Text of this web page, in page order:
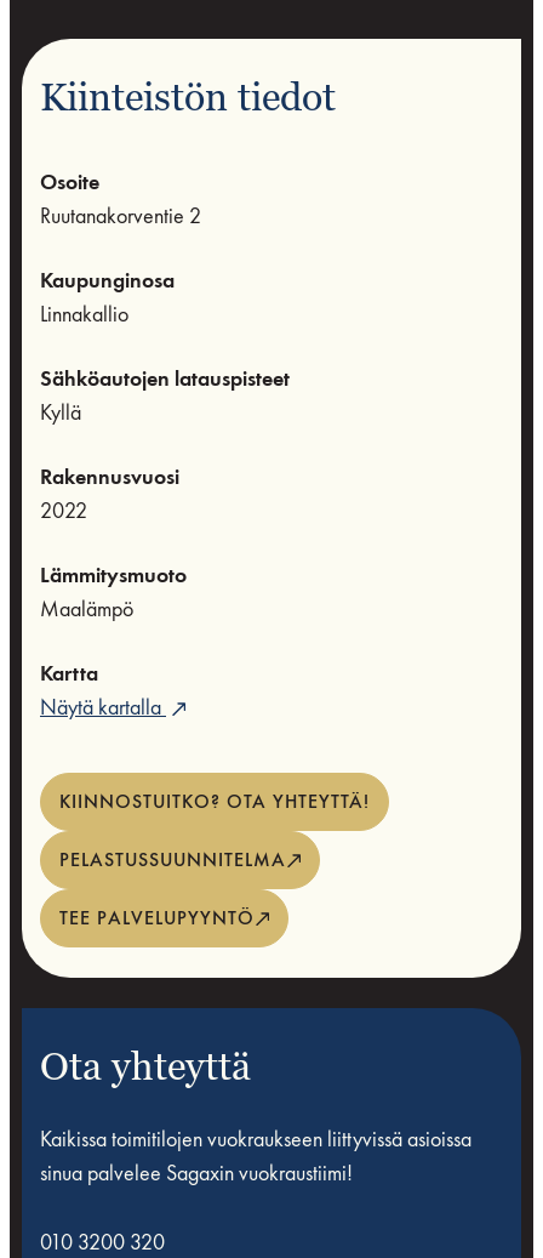
Kiinteistön tiedot
Osoite
Ruutanakorventie 2
Kaupunginosa
Linnakallio
Sähköautojen latauspisteet
Kyllä
Rakennusvuosi
2022
Lämmitysmuoto
Maalämpö
Kartta
Näytä kartalla
KIINNOSTUITKO? OTA YHTEYTTÄ!
PELASTUSSUUNNITELMA
TEE PALVELUPYYNTÖ
Ota yhteyttä
Kaikissa toimitilojen vuokraukseen liittyvissä asioissa
sinua palvelee Sagaxin vuokraustiimi!
010 3200 320